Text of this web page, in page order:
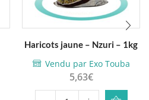
Haricots jaune – Nzuri – 1kg
Vendu par Exo Touba
5,63€